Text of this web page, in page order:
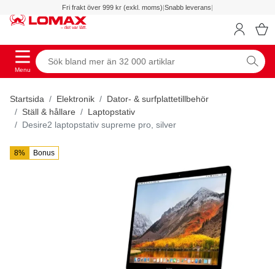
Fri frakt över 999 kr (exkl. moms)|Snabb leverans|
Menu
Startsida Elektronik
Dator- & surfplattetillbehör
Ställ & hållare
Laptopstativ
Desire2 laptopstativ supreme pro, silver
8% Bonus